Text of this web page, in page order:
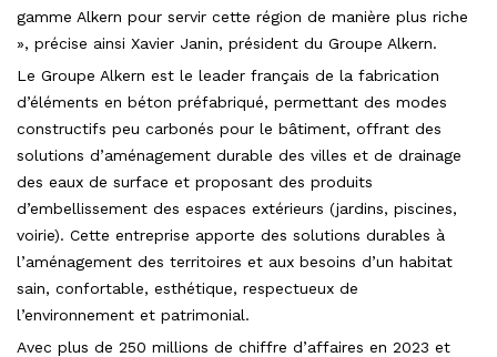
gamme Alkern pour servir cette région de manière plus riche
», précise ainsi Xavier Janin, président du Groupe Alkern.
Le Groupe Alkern est le leader français de la fabrication
d’éléments en béton préfabriqué, permettant des modes
constructifs peu carbonés pour le bâtiment, offrant des
solutions d’aménagement durable des villes et de drainage
des eaux de surface et proposant des produits
d’embellissement des espaces extérieurs (jardins, piscines,
voirie). Cette entreprise apporte des solutions durables à
l’aménagement des territoires et aux besoins d’un habitat
sain, confortable, esthétique, respectueux de
l’environnement et patrimonial.
Avec plus de 250 millions de chiffre d’affaires en 2023 et